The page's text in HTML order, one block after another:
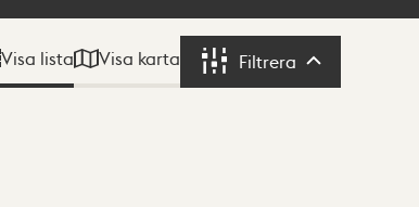
Visa lista Visa karta Filtrera Filtrera